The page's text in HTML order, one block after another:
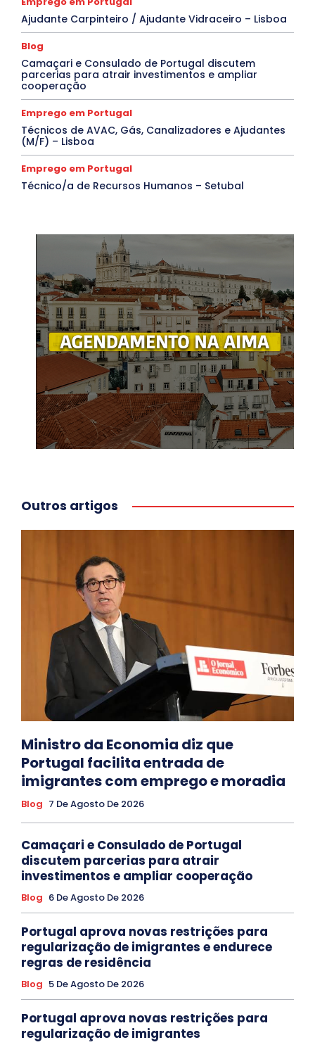
Ajudante Carpinteiro / Ajudante Vidraceiro – Lisboa
Blog
Camaçari e Consulado de Portugal discutem
parcerias para atrair investimentos e ampliar
cooperação
Emprego em Portugal
Técnicos de AVAC, Gás, Canalizadores e Ajudantes
(M/F) – Lisboa
Emprego em Portugal
Técnico/a de Recursos Humanos – Setubal
Outros artigos
Ministro da Economia diz que
Portugal facilita entrada de
imigrantes com emprego e moradia
Blog 7 De Agosto De 2026
Camaçari e Consulado de Portugal
discutem parcerias para atrair
investimentos e ampliar cooperação
Blog 6 De Agosto De 2026
Portugal aprova novas restrições para
regularização de imigrantes e endurece
regras de residência
Blog 5 De Agosto De 2026
Portugal aprova novas restrições para
regularização de imigrantes